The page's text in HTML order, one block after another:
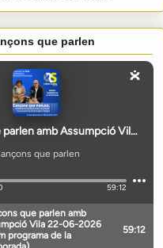
que parlen